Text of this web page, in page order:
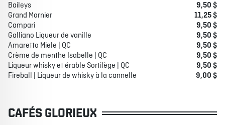
Baileys
9,50 $
Grand Marnier
11,25 $
Campari
9,50 $
Galliano Liqueur de vanille
9,50 $
Amaretto Miele | QC
9,50 $
Crème de menthe Isabelle | QC
9,50 $
Liqueur whisky et érable Sortilège | QC
9,50 $
Fireball | Liqueur de whisky à la cannelle
9,00 $
CAFÉS GLORIEUX